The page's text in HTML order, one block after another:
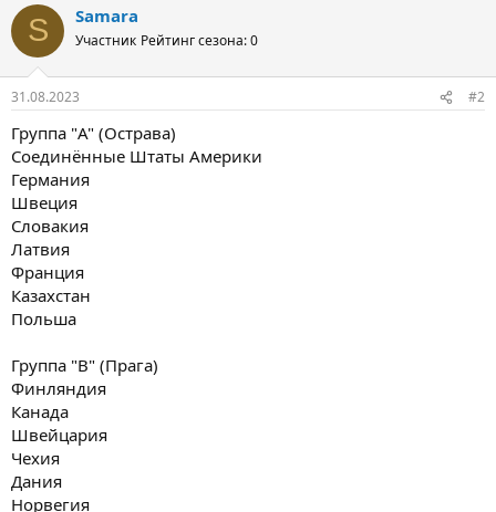
S Samara
Участник Рейтинг сезона: 0
31.08.2023 #2
Группа "A" (Острава)
Соединённые Штаты Америки
Германия
Швеция
Словакия
Латвия
Франция
Казахстан
Польша
Группа "B" (Прага)
Финляндия
Канада
Швейцария
Чехия
Дания
Норвегия